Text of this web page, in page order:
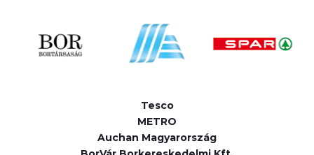
Tesco
METRO
Auchan Magyarország